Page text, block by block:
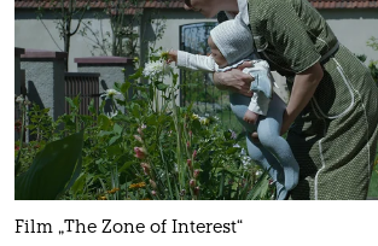
Film „The Zone of Interest“